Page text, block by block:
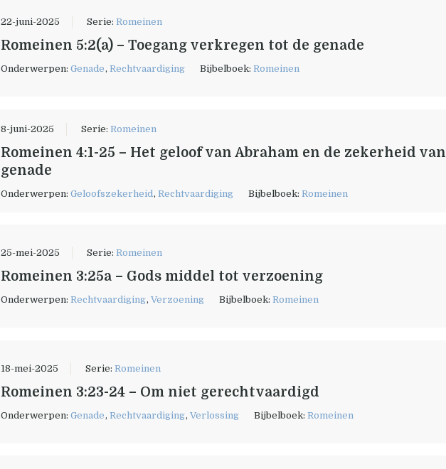
22-juni-2025 Serie: Romeinen
Romeinen 5:2(a) – Toegang verkregen tot de genade
Onderwerpen: Genade, Rechtvaardiging Bijbelboek: Romeinen
8-juni-2025 Serie: Romeinen
Romeinen 4:1-25 – Het geloof van Abraham en de zekerheid van
genade
Onderwerpen: Geloofszekerheid , Rechtvaardiging Bijbelboek: Romeinen
25-mei-2025 Serie: Romeinen
Romeinen 3:25a – Gods middel tot verzoening
Onderwerpen: Rechtvaardiging, Verzoening Bijbelboek: Romeinen
18-mei-2025 Serie: Romeinen
Romeinen 3:23-24 – Om niet gerechtvaardigd
Onderwerpen: Genade , Rechtvaardiging, Verlossing Bijbelboek: Romeinen